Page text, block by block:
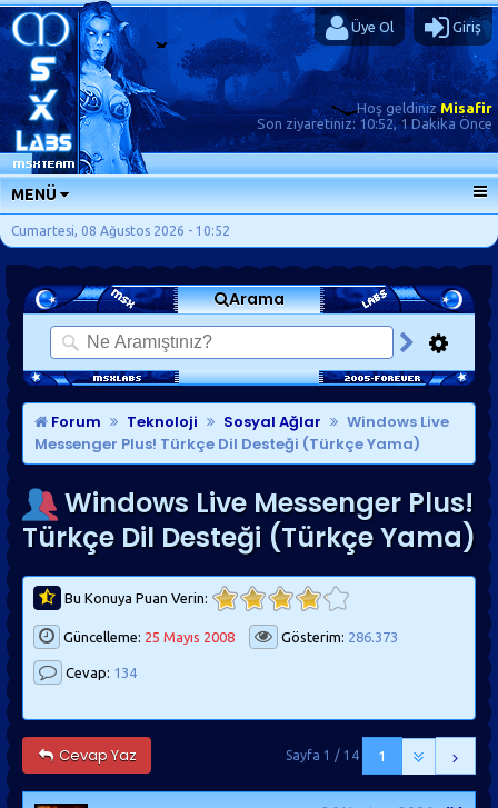
Üye Ol Giriş
Hoş geldinizMisafir
Son ziyaretiniz: 10:52, 1 Dakika Önce
MENÜ
ANA SAYFA
FORUMLAR
SORU-CEVAP
GÜNLÜKLER
SON MESAJLAR
KISAYOLLAR
Cumartesi, 08 Ağustos 2026 - 10:52
Arama
Forum Teknoloji Sosyal Ağlar
Windows Live
Messenger Plus! Türkçe Dil Desteği (Türkçe Yama)
Windows Live Messenger Plus!
Türkçe Dil Desteği (Türkçe Yama)
Bu Konuya Puan Verin:
Güncelleme: 25 Mayıs 2008 Gösterim: 286.373
Cevap: 134
Cevap Yaz 1
Sayfa 1 / 14